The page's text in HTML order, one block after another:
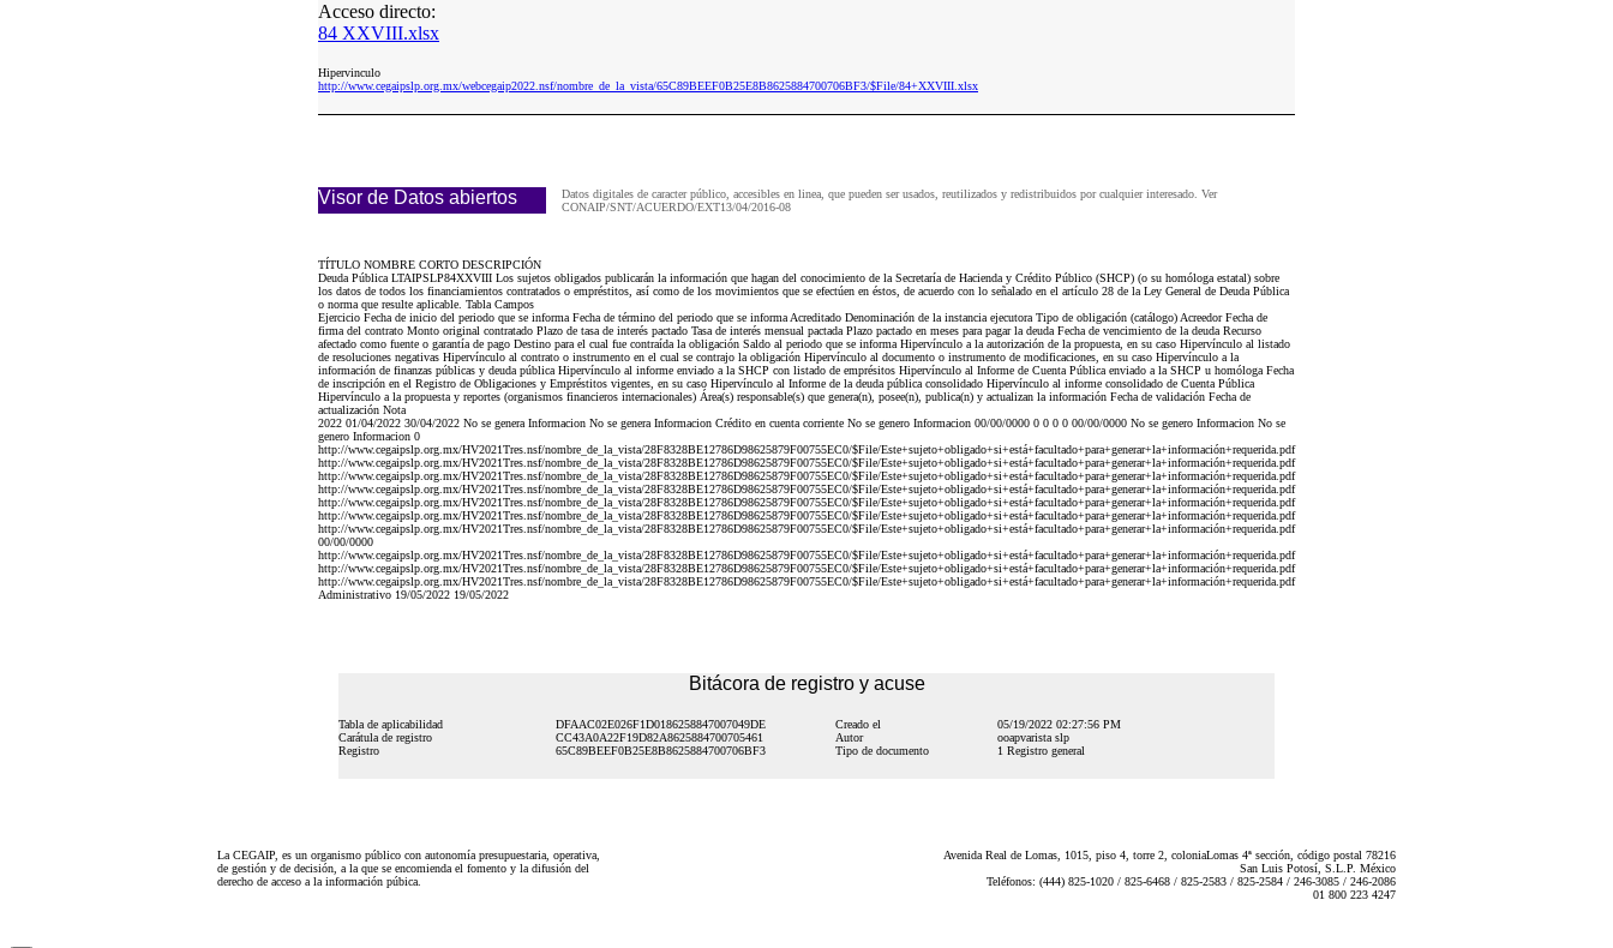
Acceso directo:
84 XXVIII.xlsx
Hipervinculo
http://www.cegaipslp.org.mx/webcegaip2022.nsf/nombre_de_la_vista/65C89BEEF0B25E8B8625884700706BF3/$File/84+XXVIII.xlsx
Visor de Datos abiertos
Datos digitales de caracter público, accesibles en linea, que pueden ser usados, reutilizados y redistribuidos por cualquier interesado. Ver
CONAIP/SNT/ACUERDO/EXT13/04/2016-08
TÍTULO NOMBRE CORTO DESCRIPCIÓN
Deuda Pública LTAIPSLP84XXVIII Los sujetos obligados publicarán la información que hagan del conocimiento de la Secretaría de Hacienda y Crédito Público (SHCP) (o su homóloga estatal) sobre
los datos de todos los financiamientos contratados o empréstitos, así como de los movimientos que se efectúen en éstos, de acuerdo con lo señalado en el artículo 28 de la Ley General de Deuda Pública
o norma que resulte aplicable. Tabla Campos
Ejercicio Fecha de inicio del periodo que se informa Fecha de término del periodo que se informa Acreditado Denominación de la instancia ejecutora Tipo de obligación (catálogo) Acreedor Fecha de
firma del contrato Monto original contratado Plazo de tasa de interés pactado Tasa de interés mensual pactada Plazo pactado en meses para pagar la deuda Fecha de vencimiento de la deuda Recurso
afectado como fuente o garantía de pago Destino para el cual fue contraída la obligación Saldo al periodo que se informa Hipervínculo a la autorización de la propuesta, en su caso Hipervínculo al listado
de resoluciones negativas Hipervínculo al contrato o instrumento en el cual se contrajo la obligación Hipervínculo al documento o instrumento de modificaciones, en su caso Hipervínculo a la
información de finanzas públicas y deuda pública Hipervínculo al informe enviado a la SHCP con listado de emprésitos Hipervínculo al Informe de Cuenta Pública enviado a la SHCP u homóloga Fecha
de inscripción en el Registro de Obligaciones y Empréstitos vigentes, en su caso Hipervínculo al Informe de la deuda pública consolidado Hipervínculo al informe consolidado de Cuenta Pública
Hipervínculo a la propuesta y reportes (organismos financieros internacionales) Área(s) responsable(s) que genera(n), posee(n), publica(n) y actualizan la información Fecha de validación Fecha de
actualización Nota
2022 01/04/2022 30/04/2022 No se genera Informacion No se genera Informacion Crédito en cuenta corriente No se genero Informacion 00/00/0000 0 0 0 0 00/00/0000 No se genero Informacion No se
genero Informacion 0
http://www.cegaipslp.org.mx/HV2021Tres.nsf/nombre_de_la_vista/28F8328BE12786D98625879F00755EC0/$File/Este+sujeto+obligado+si+está+facultado+para+generar+la+información+requerida.pdf
http://www.cegaipslp.org.mx/HV2021Tres.nsf/nombre_de_la_vista/28F8328BE12786D98625879F00755EC0/$File/Este+sujeto+obligado+si+está+facultado+para+generar+la+información+requerida.pdf
http://www.cegaipslp.org.mx/HV2021Tres.nsf/nombre_de_la_vista/28F8328BE12786D98625879F00755EC0/$File/Este+sujeto+obligado+si+está+facultado+para+generar+la+información+requerida.pdf
http://www.cegaipslp.org.mx/HV2021Tres.nsf/nombre_de_la_vista/28F8328BE12786D98625879F00755EC0/$File/Este+sujeto+obligado+si+está+facultado+para+generar+la+información+requerida.pdf
http://www.cegaipslp.org.mx/HV2021Tres.nsf/nombre_de_la_vista/28F8328BE12786D98625879F00755EC0/$File/Este+sujeto+obligado+si+está+facultado+para+generar+la+información+requerida.pdf
http://www.cegaipslp.org.mx/HV2021Tres.nsf/nombre_de_la_vista/28F8328BE12786D98625879F00755EC0/$File/Este+sujeto+obligado+si+está+facultado+para+generar+la+información+requerida.pdf
http://www.cegaipslp.org.mx/HV2021Tres.nsf/nombre_de_la_vista/28F8328BE12786D98625879F00755EC0/$File/Este+sujeto+obligado+si+está+facultado+para+generar+la+información+requerida.pdf
00/00/0000
http://www.cegaipslp.org.mx/HV2021Tres.nsf/nombre_de_la_vista/28F8328BE12786D98625879F00755EC0/$File/Este+sujeto+obligado+si+está+facultado+para+generar+la+información+requerida.pdf
http://www.cegaipslp.org.mx/HV2021Tres.nsf/nombre_de_la_vista/28F8328BE12786D98625879F00755EC0/$File/Este+sujeto+obligado+si+está+facultado+para+generar+la+información+requerida.pdf
http://www.cegaipslp.org.mx/HV2021Tres.nsf/nombre_de_la_vista/28F8328BE12786D98625879F00755EC0/$File/Este+sujeto+obligado+si+está+facultado+para+generar+la+información+requerida.pdf
Administrativo 19/05/2022 19/05/2022
Bitácora de registro y acuse
Tabla de aplicabilidad DFAAC02E026F1D0186258847007049DE Creado el
05/19/2022 02:27:56 PM
Carátula de registro
CC43A0A22F19D82A8625884700705461 Autor
ooapvarista slp
Registro
65C89BEEF0B25E8B8625884700706BF3 Tipo de documento 1 Registro general
La CEGAIP, es un organismo público con autonomía presupuestaria, operativa,
de gestión y de decisión, a la que se encomienda el fomento y la difusión del
derecho de acceso a la información púbica.
Avenida Real de Lomas, 1015, piso 4, torre 2, coloniaLomas 4ª sección, código postal 78216
San Luis Potosí, S.L.P. México
Teléfonos: (444) 825-1020 / 825-6468 / 825-2583 / 825-2584 / 246-3085 / 246-2086
01 800 223 4247